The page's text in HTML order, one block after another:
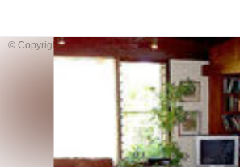
© Copyright: